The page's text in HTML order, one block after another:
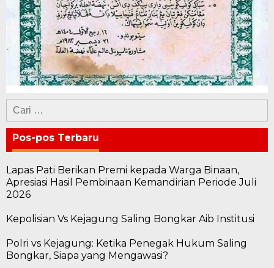
Cari
untuk:
Pos-pos Terbaru
Lapas Pati Berikan Premi kepada Warga Binaan,
Apresiasi Hasil Pembinaan Kemandirian Periode Juli
2026
Kepolisian Vs Kejagung Saling Bongkar Aib Institusi
Polri vs Kejagung: Ketika Penegak Hukum Saling
Bongkar, Siapa yang Mengawasi?